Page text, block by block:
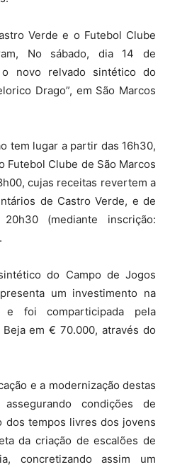
Verde e o Futebol Clube
No sábado, dia 14 de
novo relvado sintético do
Drago”, em São Marcos
tem lugar a partir das 16h30,
Futebol Clube de São Marcos
cujas receitas revertem a
de Castro Verde, e de
(mediante inscrição:
do Campo de Jogos
um investimento na
foi comparticipada pela
em € 70.000, através do
e a modernização destas
condições de
dos tempos livres dos jovens
da criação de escalões de
concretizando assim um